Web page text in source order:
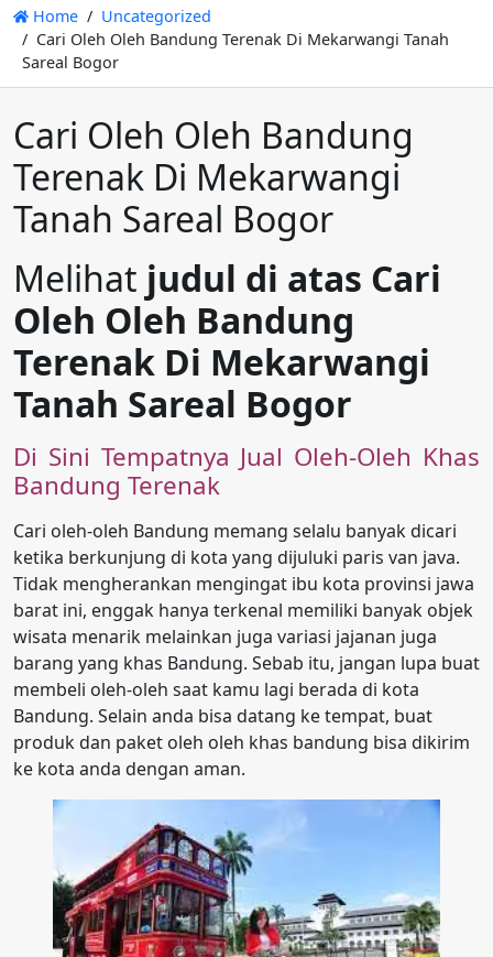
Home
Uncategorized
Cari Oleh Oleh Bandung Terenak Di Mekarwangi Tanah
Sareal Bogor
Cari Oleh Oleh Bandung
Terenak Di Mekarwangi
Tanah Sareal Bogor
Melihat judul di atas Cari
Oleh Oleh Bandung
Terenak Di Mekarwangi
Tanah Sareal Bogor
Di Sini Tempatnya Jual Oleh-Oleh Khas
Bandung Terenak
Cari oleh-oleh Bandung memang selalu banyak dicari
ketika berkunjung di kota yang dijuluki paris van java.
Tidak mengherankan mengingat ibu kota provinsi jawa
barat ini, enggak hanya terkenal memiliki banyak objek
wisata menarik melainkan juga variasi jajanan juga
barang yang khas Bandung. Sebab itu, jangan lupa buat
membeli oleh-oleh saat kamu lagi berada di kota
Bandung. Selain anda bisa datang ke tempat, buat
produk dan paket oleh oleh khas bandung bisa dikirim
ke kota anda dengan aman.